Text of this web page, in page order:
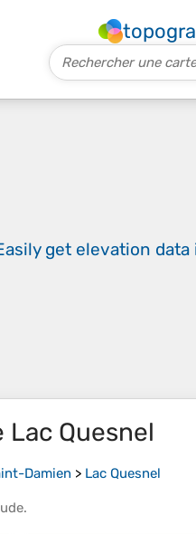
get elevation data
Lac Quesnel
Damien > Lac Quesnel
.